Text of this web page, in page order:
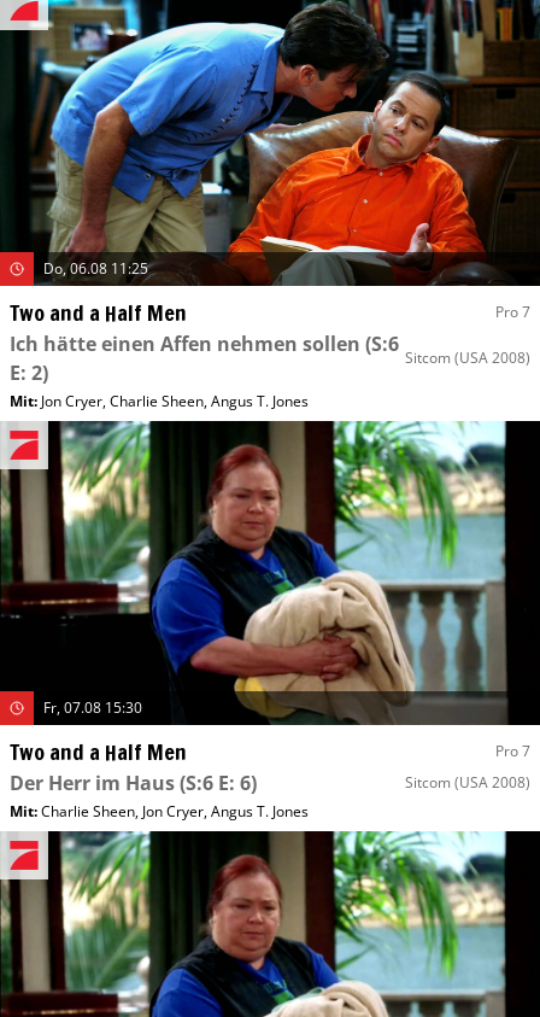
Do, 06.08 11:25
Two and a Half Men Pro 7
Ich hätte einen Affen nehmen sollen (S:6
E: 2)
Sitcom (USA 2008)
Mit: Jon Cryer,Charlie Sheen,Angus T. Jones
Fr, 07.08 15:30
Two and a Half Men Pro 7
Der Herr im Haus(S:6 E: 6) Sitcom (USA 2008)
Mit:Charlie Sheen, Jon Cryer,Angus T. Jones